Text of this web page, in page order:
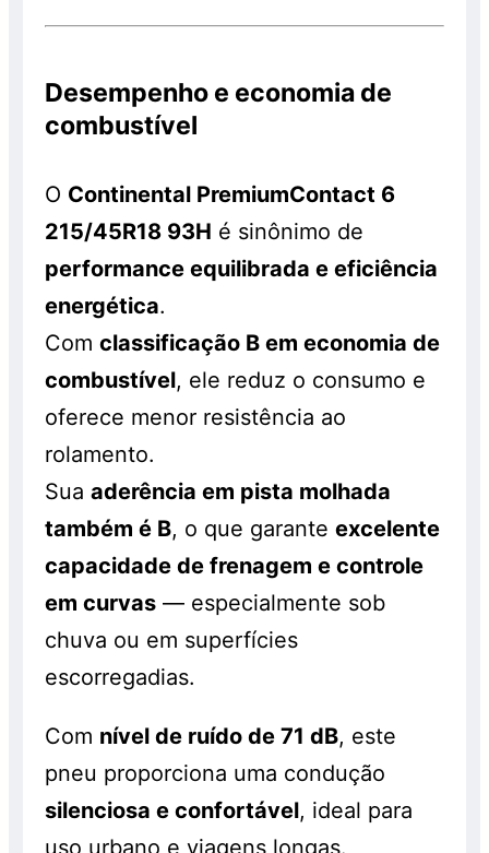
Desempenho e economia de
combustível
O Continental PremiumContact 6
215/45R18 93H é sinônimo de
performance equilibrada e eficiência
energética.
Comclassificação B em economia de
combustível, ele reduz o consumo e
oferece menor resistência ao
rolamento.
Suaaderência em pista molhada
também é B, o que garanteexcelente
capacidade de frenagem e controle
em curvas — especialmente sob
chuva ou em superfícies
escorregadias.
Com nível de ruído de 71 dB, este
pneu proporciona uma condução
silenciosa e confortável, ideal para
uso urbano e viagens longas.